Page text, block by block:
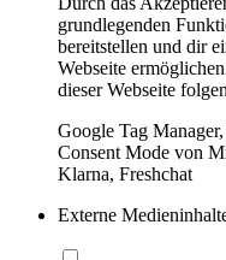
grundlegenden
bereitstellen und dir
Webseite
dieser Webseite
Google Tag
Consent Mode von
Klarna, Freshchat
Externe